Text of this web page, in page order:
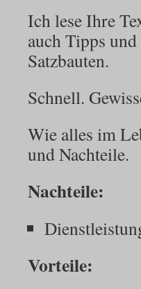
Ich lese Ihre
auch Tipps
Satzbauten.
Schnell.
Wie alles im
und Nachteile.
Nachteile:
Vorteile: